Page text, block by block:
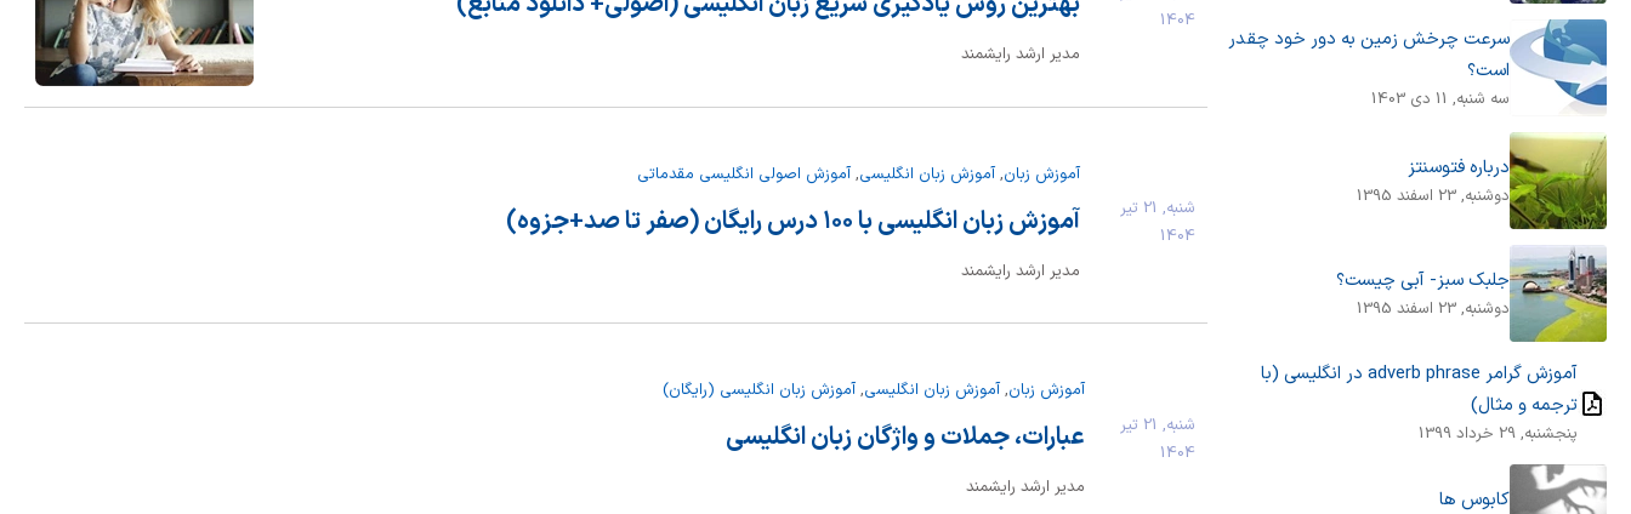
سرعت چرخش زمین به دور خود چقدر
است؟
سه شنبه, 11 دی 1403
درباره فتوسنتز
دوشنبه, 23 اسفند 1395
جلبک سبز- آبی چیست؟
دوشنبه, 23 اسفند 1395
آموزش گرامر adverb phrase در انگلیسی (با
ترجمه و مثال)
پنجشنبه, 29 خرداد 1399
کابوس ها
1404
مدیر ارشد رایشمند
شنبه, 21 تیر
1404
آموزش زبان, آموزش زبان انگلیسی, آموزش اصولی انگلیسی مقدماتی
آموزش زبان انگلیسی با ۱۰۰ درس رایگان (صفر تا صد+جزوه)
مدیر ارشد رایشمند
شنبه, 21 تیر
1404
آموزش زبان,آموزش زبان انگلیسی,آموزش زبان انگلیسی (رایگان)
عبارات، جملات و واژگان زبان انگلیسی
مدیر ارشد رایشمند